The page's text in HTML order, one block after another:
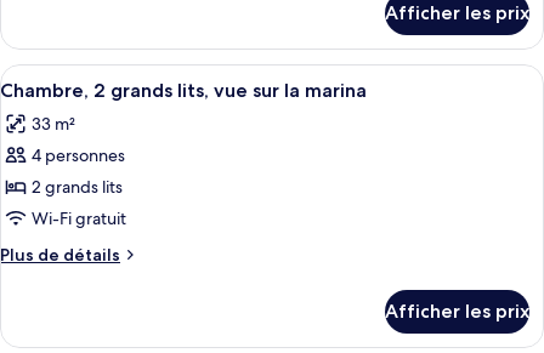
2
grands
lits,
accessible
aux
personnes
à
mobilité
réduite
Chambre
supérieure,
2
lits,
accessible
personnes
à
réduite
Afficher les prix
Afficher
toutes
les
photos
pour
ce
type
de
Chambre,
Une chambre d’hôtel avec deux
4
Chambre, 2 grands lits, vue sur la marina
33 m²
4 personnes
2 grands lits
Wi-Fi gratuit
Plus de détails
Plus
Chambre,
Afficher les prix